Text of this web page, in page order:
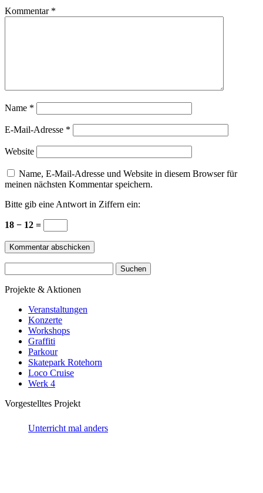
Kommentar *
Name *
E-Mail-Adresse *
Website
Name, E-Mail-Adresse und Website in diesem Browser für
meinen nächsten Kommentar speichern.
Bitte gib eine Antwort in Ziffern ein:
18 − 12 =
nach:
Projekte & Aktionen
Veranstaltungen
Konzerte
Workshops
Graffiti
Parkour
Skatepark Rotehorn
Loco Cruise
Werk 4
Vorgestelltes Projekt
Unterricht mal anders